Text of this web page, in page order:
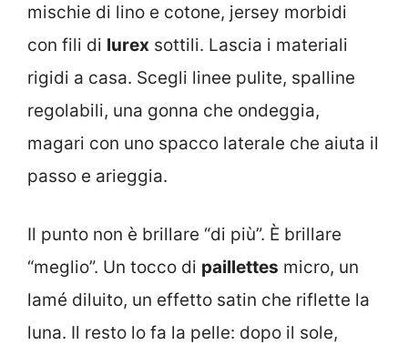
mischie di lino e cotone, jersey morbidi
con fili di lurex sottili. Lascia i materiali
rigidi a casa. Scegli linee pulite, spalline
regolabili, una gonna che ondeggia,
magari con uno spacco laterale che aiuta il
passo e arieggia.
Il punto non è brillare “di più”. È brillare
“meglio”. Un tocco di paillettes micro, un
lamé diluito, un effetto satin che riflette la
luna. Il resto lo fa la pelle: dopo il sole,